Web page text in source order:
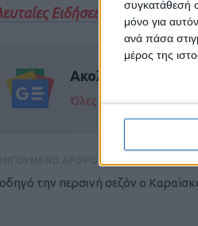
συγκατάθεσή
μόνο για
ανά πάσα
μέρος της
Ειδήσεις Σήμερα
Ακολούθησε την
Όλες οι εξελίξεις
την περσινή σεζόν ο